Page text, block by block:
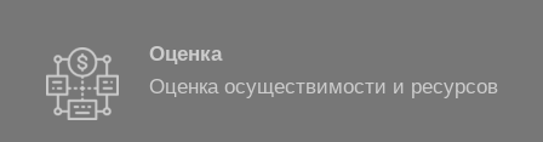
Оценка
Оценка осуществимости и ресурсов